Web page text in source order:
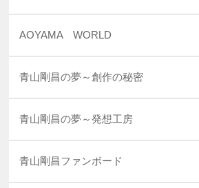
AOYAMA WORLD
青山剛昌の夢～創作の秘密
青山剛昌の夢～発想工房
青山剛昌ファンボード